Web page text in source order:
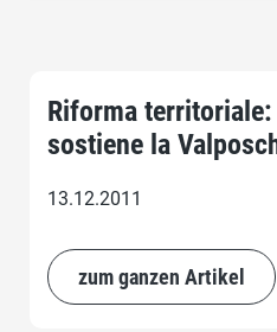
Riforma territoriale:
sostiene la
13.12.2011
zum ganzen Artikel